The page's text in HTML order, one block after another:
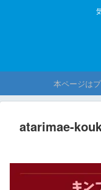
本ページは
atarimae-